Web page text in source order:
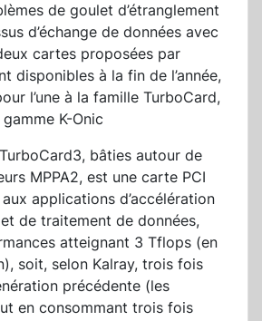
de goulet d’étranglement
d’échange de données avec
cartes proposées par
disponibles à la fin de l’année,
l’une à la famille TurboCard,
K-Onic
bâties autour de
MPPA2, est une carte PCI
applications d’accélération
de traitement de données,
atteignant 3 Tflops (en
soit, selon Kalray, trois fois
précédente (les
en consommant trois fois